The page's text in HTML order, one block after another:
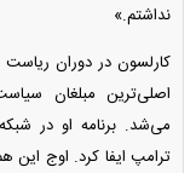
نداشتم.»
کارلسون در دوران
اصلی‌ترین مبلغان
می‌شد. برنامه او در